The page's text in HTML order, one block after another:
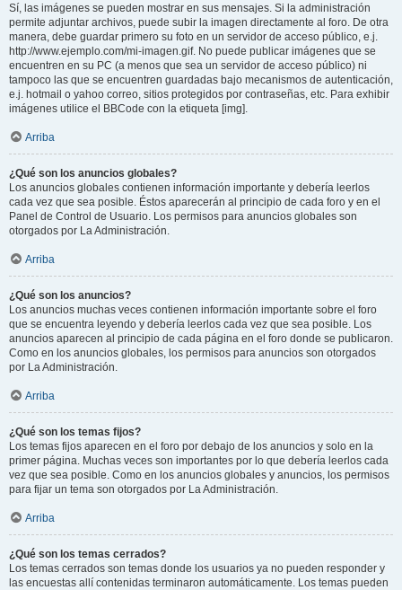
Sí, las imágenes se pueden mostrar en sus mensajes. Si la administración
permite adjuntar archivos, puede subir la imagen directamente al foro. De otra
manera, debe guardar primero su foto en un servidor de acceso público, e.j.
http://www.ejemplo.com/mi-imagen.gif. No puede publicar imágenes que se
encuentren en su PC (a menos que sea un servidor de acceso público) ni
tampoco las que se encuentren guardadas bajo mecanismos de autenticación,
e.j. hotmail o yahoo correo, sitios protegidos por contraseñas, etc. Para exhibir
imágenes utilice el BBCode con la etiqueta [img].
Arriba
¿Qué son los anuncios globales?
Los anuncios globales contienen información importante y debería leerlos
cada vez que sea posible. Éstos aparecerán al principio de cada foro y en el
Panel de Control de Usuario. Los permisos para anuncios globales son
otorgados por La Administración.
Arriba
¿Qué son los anuncios?
Los anuncios muchas veces contienen información importante sobre el foro
que se encuentra leyendo y debería leerlos cada vez que sea posible. Los
anuncios aparecen al principio de cada página en el foro donde se publicaron.
Como en los anuncios globales, los permisos para anuncios son otorgados
por La Administración.
Arriba
¿Qué son los temas fijos?
Los temas fijos aparecen en el foro por debajo de los anuncios y solo en la
primer página. Muchas veces son importantes por lo que debería leerlos cada
vez que sea posible. Como en los anuncios globales y anuncios, los permisos
para fijar un tema son otorgados por La Administración.
Arriba
¿Qué son los temas cerrados?
Los temas cerrados son temas donde los usuarios ya no pueden responder y
las encuestas allí contenidas terminaron automáticamente. Los temas pueden